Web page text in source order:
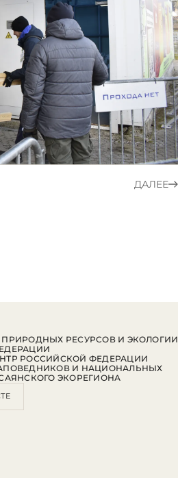
ДАЛЕЕ
РЕСУРСОВ И ЭКОЛОГИИ
РОССИЙСКОЙ ФЕДЕРАЦИИ
И НАЦИОНАЛЬНЫХ
ЭКОРЕГИОНА